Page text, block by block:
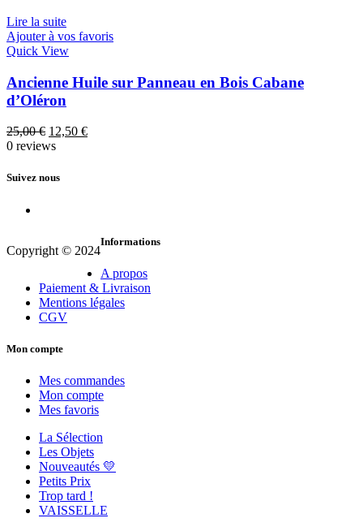
Lire la suite
Ajouter à vos favoris
Quick View
Ancienne Huile sur Panneau en Bois Cabane
d’Oléron
25,00€ Le
prix
était :
12,50 €Le
0 reviews
Suivez nous
Copyright © 2024
Informations
A propos
Paiement & Livraison
Mentions légales
CGV
Mon compte
Mes commandes
Mon compte
Mes favoris
La Sélection
Les Objets
Nouveautés 💛
Petits Prix
Trop tard !
VAISSELLE